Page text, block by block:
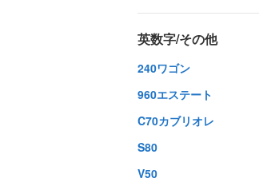
英数字/その他
240ワゴン
960エステート
C70カブリオレ
S80
V50